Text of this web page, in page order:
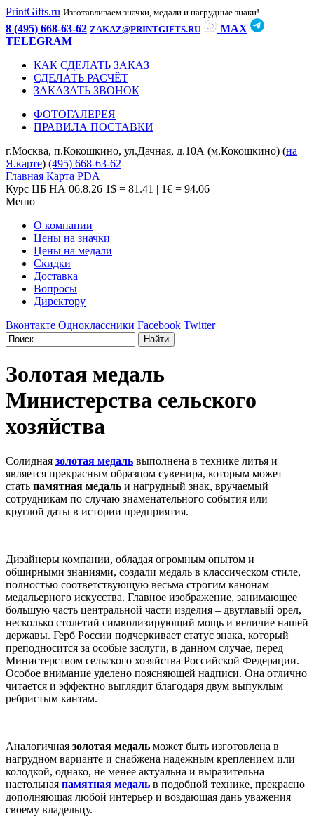
PrintGifts.ru Изготавливаем значки, медали и нагрудные знаки!
8 (495) 668-63-62 ZAKAZ@PRINTGIFTS.RU
MAX
TELEGRAM
КАК СДЕЛАТЬ ЗАКАЗ
СДЕЛАТЬ РАСЧЁТ
ЗАКАЗАТЬ ЗВОНОК
ФОТОГАЛЕРЕЯ
ПРАВИЛА ПОСТАВКИ
г.Москва, п.Кокошкино, ул.Дачная, д.10А (м.Кокошкино) (на
Я.карте) (495) 668-63-62
Главная Карта PDA
Курс ЦБ НА 06.8.26 1$ = 81.41 | 1€ = 94.06
Меню
О компании
Цены на значки
Цены на медали
Скидки
Доставка
Вопросы
Директору
Вконтакте Одноклассники Facebook Twitter
Золотая медаль
Министерства сельского
хозяйства
Солидная золотая медаль выполнена в технике литья и
является прекрасным образцом сувенира, которым может
стать памятная медаль и нагрудный знак, вручаемый
сотрудникам по случаю знаменательного события или
круглой даты в истории предприятия.
Дизайнеры компании, обладая огромным опытом и
обширными знаниями, создали медаль в классическом стиле,
полностью соответствующую весьма строгим канонам
медальерного искусства. Главное изображение, занимающее
большую часть центральной части изделия – двуглавый орел,
несколько столетий символизирующий мощь и величие нашей
державы. Герб России подчеркивает статус знака, который
преподносится за особые заслуги, в данном случае, перед
Министерством сельского хозяйства Российской Федерации.
Особое внимание уделено поясняющей надписи. Она отлично
читается и эффектно выглядит благодаря двум выпуклым
ребристым кантам.
Аналогичная золотая медаль может быть изготовлена в
нагрудном варианте и снабжена надежным креплением или
колодкой, однако, не менее актуальна и выразительна
настольная памятная медаль в подобной технике, прекрасно
дополняющая любой интерьер и воздающая дань уважения
своему владельцу.